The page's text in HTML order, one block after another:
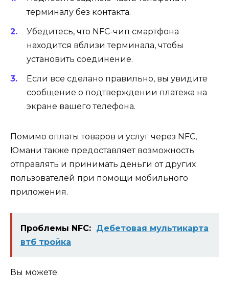
терминалу без контакта.
Убедитесь, что NFC-чип смартфона
находится вблизи терминала, чтобы
установить соединение.
Если все сделано правильно, вы увидите
сообщение о подтверждении платежа на
экране вашего телефона.
Помимо оплаты товаров и услуг через NFC,
Юмани также предоставляет возможность
отправлять и принимать деньги от других
пользователей при помощи мобильного
приложения.
Проблемы NFC: Дебетовая мультикарта
втб тройка
Вы можете: